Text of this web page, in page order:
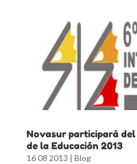
Novasur participará
de la Educación 2013
16 08 2013 | Blog